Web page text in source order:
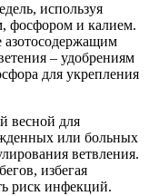
используя
фосфором и калием.
азотосодержащим
– удобрениям
для укрепления
весной для
или больных
ветвления.
избегая
риск инфекций.